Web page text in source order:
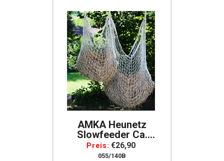
AMKA Heunetz
Slowfeeder Ca.
160x100 Cm,
Maschen 4x4 Cm
Preis: €26,90
055/140B